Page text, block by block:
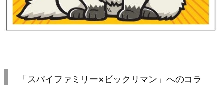
「スパイファミリー×ビックリマン」へのコラ